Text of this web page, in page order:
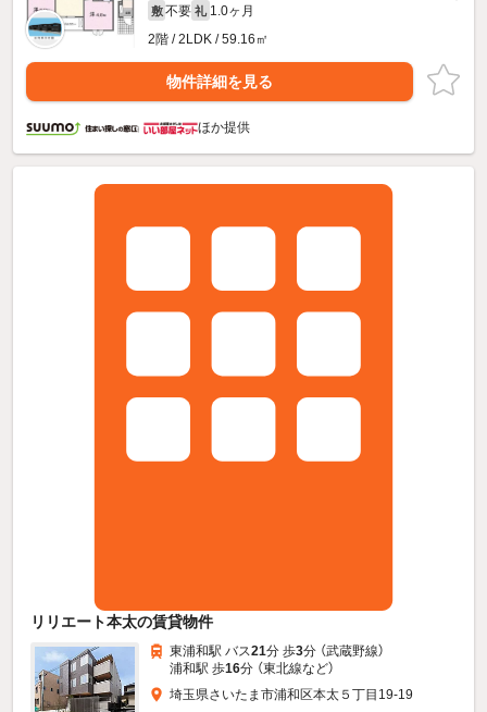
敷 不要 礼 1.0ヶ月
2階 / 2LDK / 59.16㎡
物件詳細を見る
ほか提供
リリエート本太の賃貸物件
東浦和駅 バス21分 歩3分 （武蔵野線）
浦和駅 歩16分 （東北線など）
埼玉県さいたま市浦和区本太５丁目19-19